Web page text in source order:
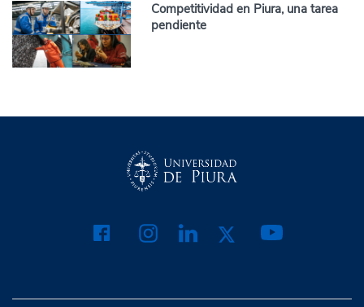
Competitividad en Piura, una tarea
pendiente